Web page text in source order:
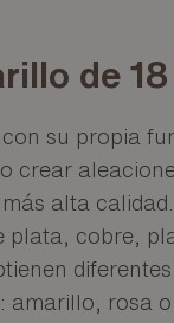
de
su propia
crear
alta
plata, cobre,
amarillo, rosa